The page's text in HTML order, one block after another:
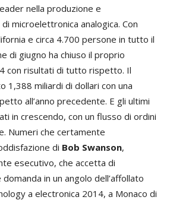
nella produzione e
microelettronica analogica. Con
e circa 4.700 persone in tutto il
di giugno ha chiuso il proprio
con risultati di tutto rispetto. Il
1,388 miliardi di dollari con una
all’anno precedente. E gli ultimi
in crescendo, con un flusso di ordini
Numeri che certamente
di Bob Swanson,
esecutivo, che accetta di
in un angolo dell’affollato
a electronica 2014, a Monaco di